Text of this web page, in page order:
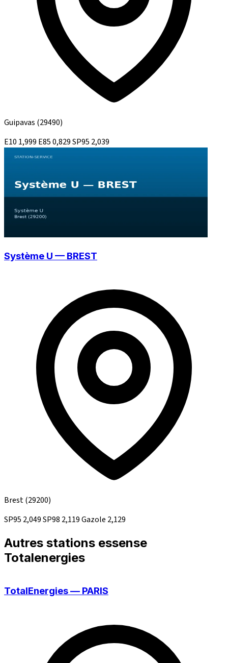
Guipavas (29490)
E10 1,999 E850,829SP95 2,039
Système U — BREST
Brest(29200)
SP95 2,049SP98 2,119Gazole 2,129
Autres stations essense
Totalenergies
TotalEnergies — PARIS